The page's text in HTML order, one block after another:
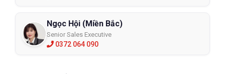
Ngọc Hội (Miền Bắc)
Senior Sales Executive
0372 064 090